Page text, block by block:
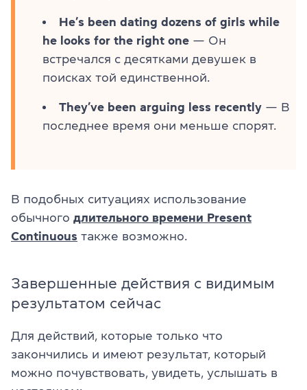
He’s been dating dozens of girls while
he looks for the right one — Он
встречался с десятками девушек в
поисках той единственной.
They’ve been arguing less recently — В
последнее время они меньше спорят.
В подобных ситуациях использование
обычного длительного времени Present
Continuous также возможно.
Завершенные действия с видимым
результатом сейчас
Для действий, которые только что
закончились и имеют результат, который
можно почувствовать, увидеть, услышать в